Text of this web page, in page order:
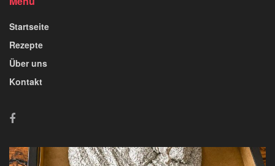
Startseite
Rezepte
Über uns
Kontakt